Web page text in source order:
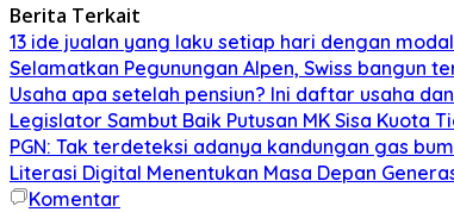
Berita Terkait
13 ide jualan yang laku setiap hari dengan
Selamatkan Pegunungan Alpen, Swiss bangun
Usaha apa setelah pensiun? Ini daftar usaha
Legislator Sambut Baik Putusan MK Sisa Kuota
PGN: Tak terdeteksi adanya kandungan gas
Literasi Digital Menentukan Masa Depan
Komentar